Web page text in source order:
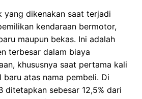
yang dikenakan saat terjadi
kendaraan bermotor,
maupun bekas. Ini adalah
terbesar dalam biaya
khususnya saat pertama kali
atas nama pembeli. Di
ditetapkan sebesar 12,5% dari